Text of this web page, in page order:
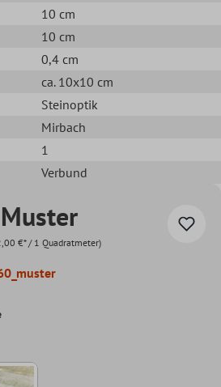
10 cm
10 cm
0,4 cm
ca. 10x10 cm
Steinoptik
Mirbach
1
Verbund
€* / 1 Quadratmeter)